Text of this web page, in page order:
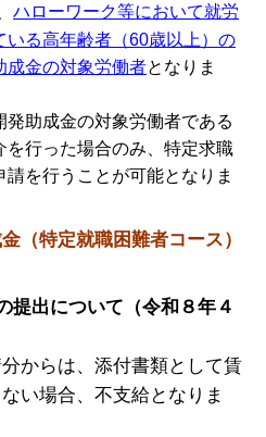
ハローワーク等において就労
いる高年齢者（60歳以上）の
成金の対象労働者となりま
助成金の対象労働者である
を行った場合のみ、特定求職
を行うことが可能となりま
（特定就職困難者コース）
提出について（令和８年４
からは、添付書類として賃
い場合、不支給となりま